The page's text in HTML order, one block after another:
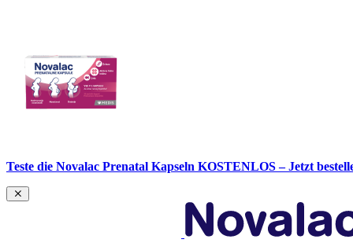
Teste die Novalac Prenatal Kapseln KOSTENLOS – Jetzt